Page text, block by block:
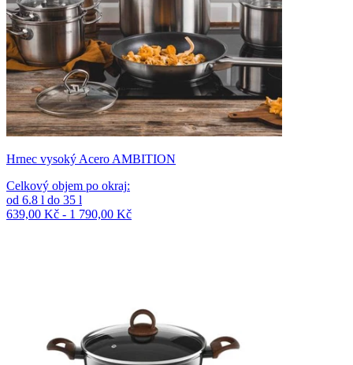
Hrnec vysoký Acero AMBITION
Celkový objem po okraj:
od 6.8 l do 35 l
639,00 Kč - 1 790,00 Kč